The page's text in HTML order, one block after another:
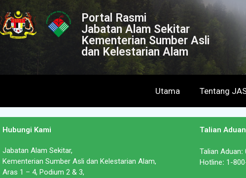
Portal Rasmi
Jabatan Alam Sekitar
Kementerian Sumber Asli
dan Kelestarian Alam
Utama Tentang
Hubungi Kami
Jabatan Alam Sekitar,
Kementerian Sumber Asli dan Kelestarian Alam,
Aras 1 – 4, Podium 2 & 3,
Talian
Talian Aduan:
Hotline: 1-